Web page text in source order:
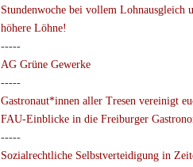
Stundenwoche bei vollem Lohnausgleich
höhere Löhne!
-----
AG Grüne Gewerke
-----
Gastronaut*innen aller Tresen vereinigt
FAU-Einblicke in die Freiburger
-----
Sozialrechtliche Selbstverteidigung in